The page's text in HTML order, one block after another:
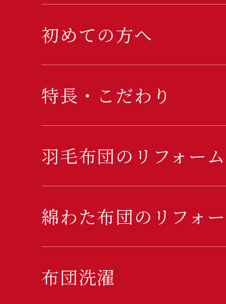
初めての方へ
特長・こだわり
羽毛布団のリフォーム
綿わた布団のリフォ
布団洗濯